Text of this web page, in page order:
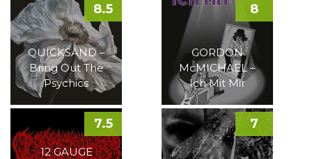
QUICKSAND –
Bring Out The
Psychics
8.5
GORDON
McMICHAEL –
Ich Mit Mir
8
12 GAUGE
7.5 7